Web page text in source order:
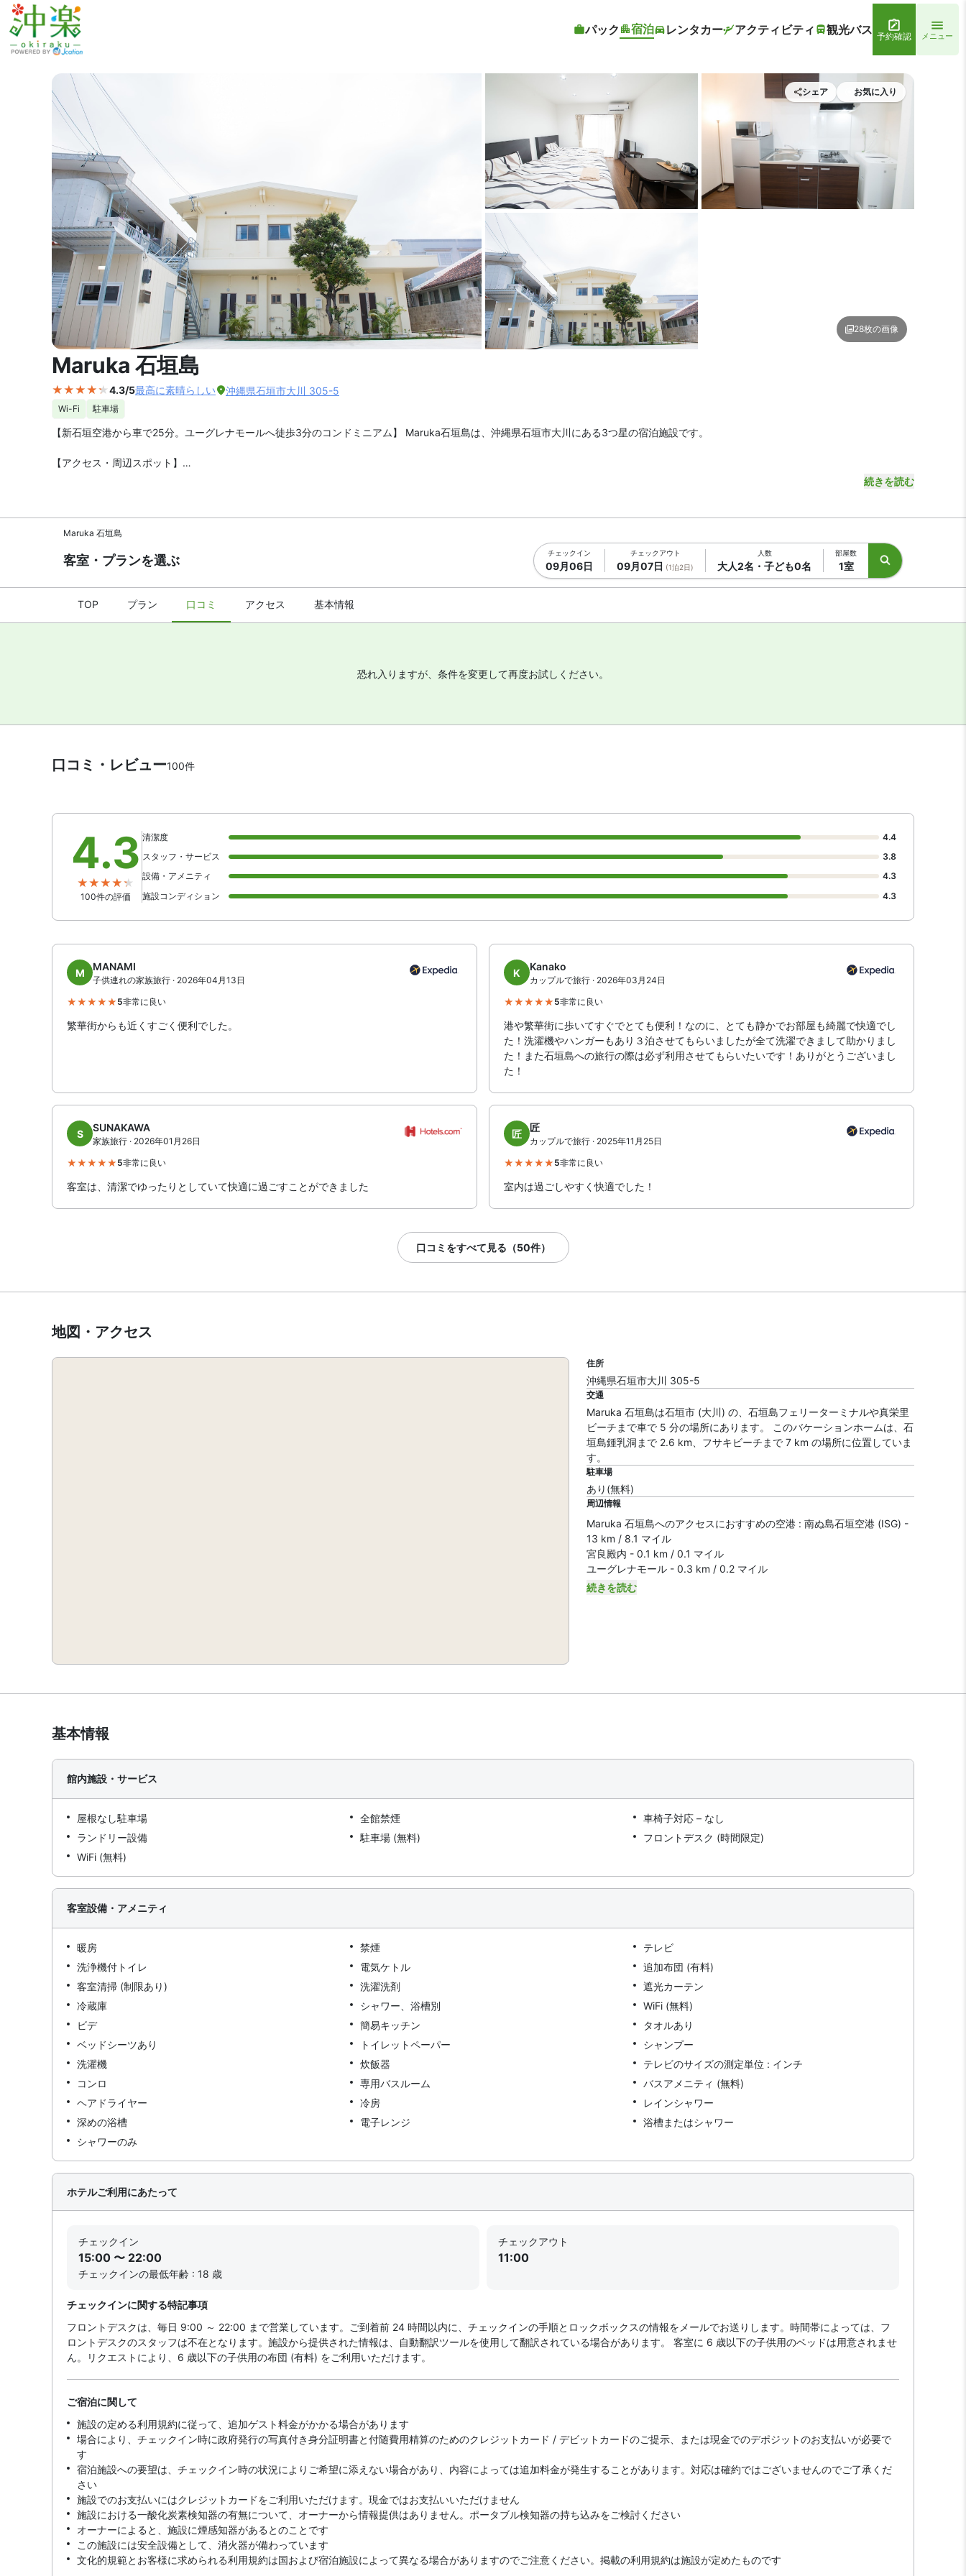
パック 宿泊 レンタカー アクティビティ 観光バス 予約確認 メニュー
シェア お気に入り
28枚の画像
Maruka 石垣島
4.3/5最高に素晴らしい 沖縄県石垣市大川 305-5
Wi-Fi 駐車場
【新石垣空港から車で25分。ユーグレナモールへ徒歩3分のコンドミニアム】 Maruka石垣島は、沖縄県石垣市大川にある3つ星の宿泊施設です。
【アクセス・周辺スポット】
【駐車場】あり（無料）
【お食事、レストラン】
【館内施設・サービス】
続きを読む
Maruka 石垣島
客室・プランを選ぶ
チェックイン
09月06日
チェックアウト
09月07日 (1泊2日)
人数
大人2名・子ども0名
部屋数
1室
TOP プラン 口コミ アクセス 基本情報
恐れ入りますが、条件を変更して再度お試しください。
口コミ・レビュー100件
4.3
100件の評価
清潔度
4.4
スタッフ・サービス
3.8
設備・アメニティ
4.3
施設コンディション
4.3
M
MANAMI
子供連れの家族旅行 · 2026年04月13日
5非常に良い
繁華街からも近くすごく便利でした。
K
Kanako
カップルで旅行 · 2026年03月24日
5非常に良い
港や繁華街に歩いてすぐでとても便利！なのに、とても静かでお部屋も綺麗で快適でし
た！洗濯機やハンガーもあり３泊させてもらいましたが全て洗濯できまして助かりまし
た！また石垣島への旅行の際は必ず利用させてもらいたいです！ありがとうございまし
た！
S
SUNAKAWA
家族旅行 · 2026年01月26日
5非常に良い
客室は、清潔でゆったりとしていて快適に過ごすことができました
匠
匠
カップルで旅行 · 2025年11月25日
5非常に良い
室内は過ごしやすく快適でした！
口コミをすべて見る（50件）
地図・アクセス
住所
沖縄県石垣市大川 305-5
交通
Maruka 石垣島は石垣市 (大川) の、石垣島フェリーターミナルや真栄里
ビーチまで車で 5 分の場所にあります。 このバケーションホームは、石
垣島鍾乳洞まで 2.6 km、フサキビーチまで 7 km の場所に位置していま
す。
駐車場
あり(無料)
周辺情報
Maruka 石垣島へのアクセスにおすすめの空港 : 南ぬ島石垣空港 (ISG) -
13 km / 8.1 マイル
宮良殿内 - 0.1 km / 0.1 マイル
ユーグレナモール - 0.3 km / 0.2 マイル
続きを読む
基本情報
館内施設・サービス
屋根なし駐車場 全館禁煙
車椅子対応 – なし
ランドリー設備
駐車場 (無料)
フロントデスク (時間限定)
WiFi (無料)
客室設備・アメニティ
暖房 禁煙
テレビ
洗浄機付トイレ
電気ケトル
追加布団 (有料)
客室清掃 (制限あり)
洗濯洗剤
遮光カーテン
冷蔵庫
シャワー、浴槽別
WiFi (無料)
ビデ
簡易キッチン
タオルあり
ベッドシーツあり
トイレットペーパー
シャンプー
洗濯機
炊飯器
テレビのサイズの測定単位 : インチ
コンロ
専用バスルーム
バスアメニティ (無料)
ヘアドライヤー
冷房
レインシャワー
深めの浴槽
電子レンジ
浴槽またはシャワー
シャワーのみ
ホテルご利用にあたって
チェックイン
15:00 〜 22:00
チェックインの最低年齢 : 18 歳
チェックアウト
11:00
チェックインに関する特記事項
フロントデスクは、毎日 9:00 ～ 22:00 まで営業しています。ご到着前 24 時間以内に、チェックインの手順とロックボックスの情報をメールでお送りします。時間帯によっては、フ
ロントデスクのスタッフは不在となります。施設から提供された情報は、自動翻訳ツールを使用して翻訳されている場合があります。 客室に 6 歳以下の子供用のベッドは用意されませ
ん。リクエストにより、6 歳以下の子供用の布団 (有料) をご利用いただけます。
ご宿泊に関して
施設の定める利用規約に従って、追加ゲスト料金がかかる場合があります
場合により、チェックイン時に政府発行の写真付き身分証明書と付随費用精算のためのクレジットカード / デビットカードのご提示、または現金でのデポジットのお支払いが必要で
す
宿泊施設への要望は、チェックイン時の状況によりご希望に添えない場合があり、内容によっては追加料金が発生することがあります。対応は確約ではございませんのでご了承くだ
さい
施設でのお支払いにはクレジットカードをご利用いただけます。現金ではお支払いいただけません
施設における一酸化炭素検知器の有無について、オーナーから情報提供はありません。ポータブル検知器の持ち込みをご検討ください
オーナーによると、施設に煙感知器があるとのことです
この施設には安全設備として、消火器が備わっています
文化的規範とお客様に求められる利用規約は国および宿泊施設によって異なる場合がありますのでご注意ください。掲載の利用規約は施設が定めたものです